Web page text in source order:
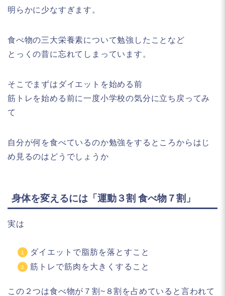
明らかに少なすぎます。
食べ物の三大栄養素について勉強したことなど
とっくの昔に忘れてしまっています。
そこでまずはダイエットを始める前
筋トレを始める前に一度小学校の気分に立ち戻ってみ
て
自分が何を食べているのか勉強をするところからはじ
め見るのはどうでしょうか
身体を変えるには「運動３割 食べ物７割」
実は
ダイエットで脂肪を落とすこと
筋トレで筋肉を大きくすること
この２つは食べ物が７割~８割を占めている と言われて